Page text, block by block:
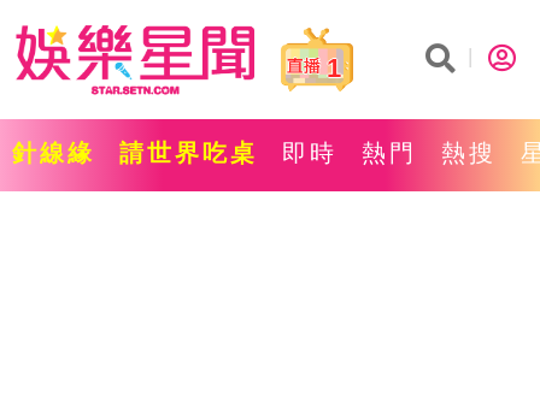
1
針線緣 請世界吃桌 即時 熱門 熱搜